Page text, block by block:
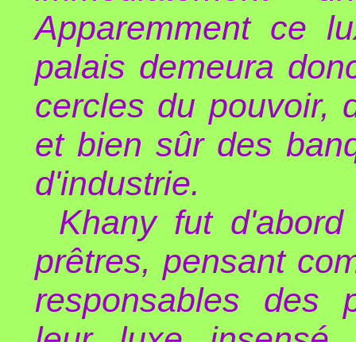
Apparemment ce
palais demeura
cercles du pouvoir,
et bien sûr des
d'industrie.
Khany fut
prêtres, pensant
responsables des